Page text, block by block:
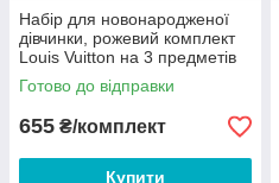
Набір для новонародженої
дівчинки, рожевий комплект
Louis Vuitton на 3 предметів
Готово до відправки
655 ₴/комплект
Купити